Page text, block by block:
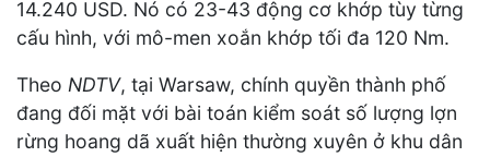
14.240 USD. Nó có 23-43 động cơ khớp tùy từng
cấu hình, với mô-men xoắn khớp tối đa 120 Nm.
Theo NDTV, tại Warsaw, chính quyền thành phố
đang đối mặt với bài toán kiểm soát số lượng lợn
rừng hoang dã xuất hiện thường xuyên ở khu dân